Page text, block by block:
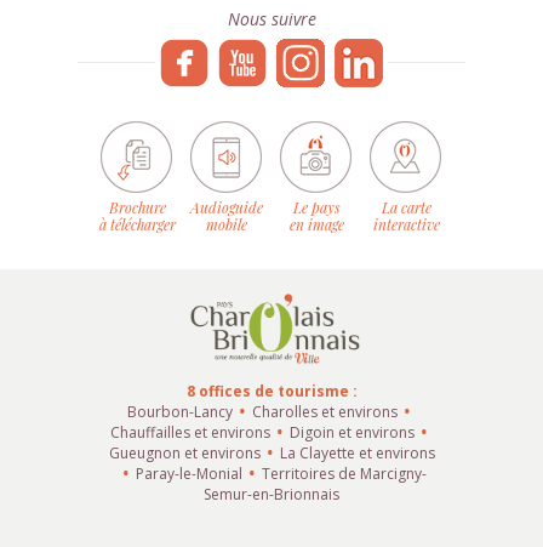
Nous suivre
Brochure
à télécharger
Audioguide
mobile
Le pays
en image
La carte
interactive
8 offices de tourisme :
Bourbon-Lancy
Charolles et environs
Chauffailles et environs
Digoin et environs
Gueugnon et environs
La Clayette et environs
Paray-le-Monial
Territoires de Marcigny-
Semur-en-Brionnais